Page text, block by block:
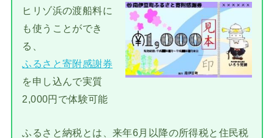
ヒリゾ浜の渡船料に
も使うことができ
る、
ふるさと寄附感謝券
を申し込んで実質
2,000円で体験可能
ふるさと納税とは、来年6月以降の所得税と住民税